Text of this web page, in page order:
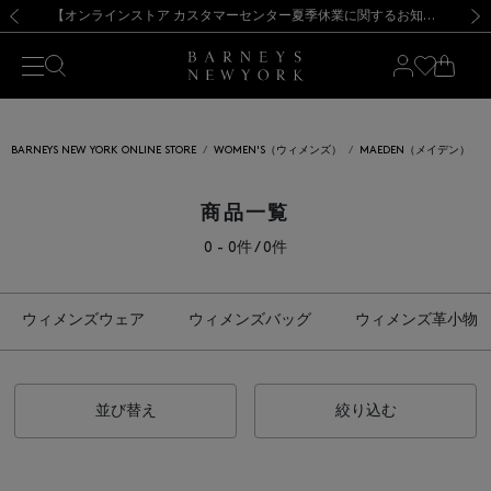
新規登録のお客様も対象！＜MY BARNEYS＞会員のお客様は11,000円（税込）以上のお買上げで常時送料無料！お買い物の際は会員登録を！
【夏季休業に伴う出荷一時停止のお知らせ】(2026.8.7) 【オンラインストア カスタマーセンター夏季休業に関するお知らせ】（2026.8.7）
【夏季休業に伴う返品・交換承り一時停止のお知らせ】（2026.8.5）
熊本県を中心とした地震の影響によるお荷物のお届けについて
【開催中】SUMMER SALEのご案内・ご注意事項 新規登録のお客様も対象！＜MY BARNEYS＞会員のお客様は11,000円（税込）以上のお買上げで常時送料無料！お買い物の際は会員登録を！
【夏季休業に伴う出荷一時停止のお知らせ】(2026.8.7)
BARNEYS NEW YORK ONLINE STORE WOMEN'S（ウィメンズ） MAEDEN（メイデン）
商品一覧
0 - 0件 / 0件
ウィメンズウェア ウィメンズバッグ ウィメンズ革小物
並び替え 絞り込む